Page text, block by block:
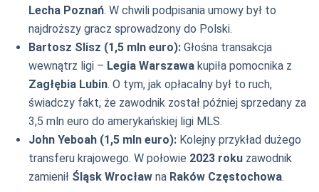
Lecha Poznań. W chwili podpisania umowy był to
najdroższy gracz sprowadzony do Polski.
Bartosz Slisz (1,5 mln euro): Głośna transakcja
wewnątrz ligi – Legia Warszawa kupiła pomocnika z
Zagłębia Lubin. O tym, jak opłacalny był to ruch,
świadczy fakt, że zawodnik został później sprzedany za
3,5 mln euro do amerykańskiej ligi MLS.
John Yeboah (1,5 mln euro): Kolejny przykład dużego
transferu krajowego. W połowie 2023 roku zawodnik
zamienił Śląsk Wrocław na Raków Częstochowa.